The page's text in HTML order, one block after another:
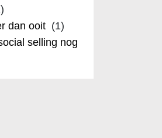
dan ooit (1)
selling nog